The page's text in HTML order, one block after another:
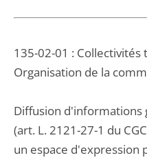
135-02-01 :
Organisation de la
Diffusion d'informations
(art. L. 2121-27-1 du
un espace d'expression